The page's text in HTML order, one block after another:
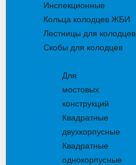
Инспекционные
Кольца колодцев ЖБИ
Лестницы для колодцев
Скобы для колодцев
Для
мостовых
конструкций
Квадратные
двухкорпусные
Квадратные
однокорпусные